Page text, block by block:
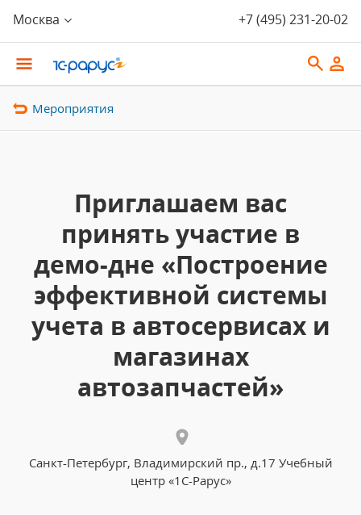
Москва +7 (495) 231-20-02
Мероприятия
Приглашаем вас
принять участие в
демо-дне «Построение
эффективной системы
учета в автосервисах и
магазинах
автозапчастей»
Санкт-Петербург, Владимирский пр., д.17 Учебный
центр «1С-Рарус»